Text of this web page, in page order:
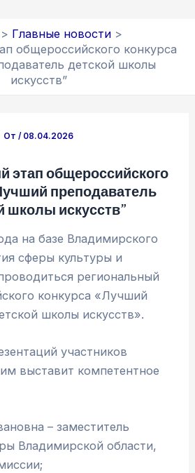
Главные новости
общероссийского конкурса
детской школы
искусств”
От / 08.04.2026
этап общероссийского
преподаватель
школы искусств”
на базе Владимирского
сферы культуры и
региональный
конкурса «Лучший
школы искусств».
участников
выставит компетентное
– заместитель
Владимирской области,